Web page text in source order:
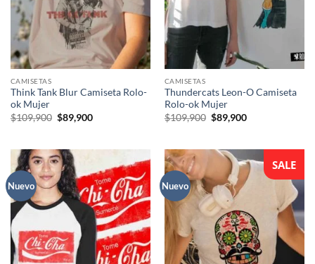
CAMISETAS
Think Tank Blur Camiseta Rolo-
ok Mujer
$109,900 El
precio
$109,900.
$89,900El
CAMISETAS
Thundercats Leon-O Camiseta
Rolo-ok Mujer
$109,900 El
precio
$109,900.
$89,900El
Nuevo Nuevo
SALE